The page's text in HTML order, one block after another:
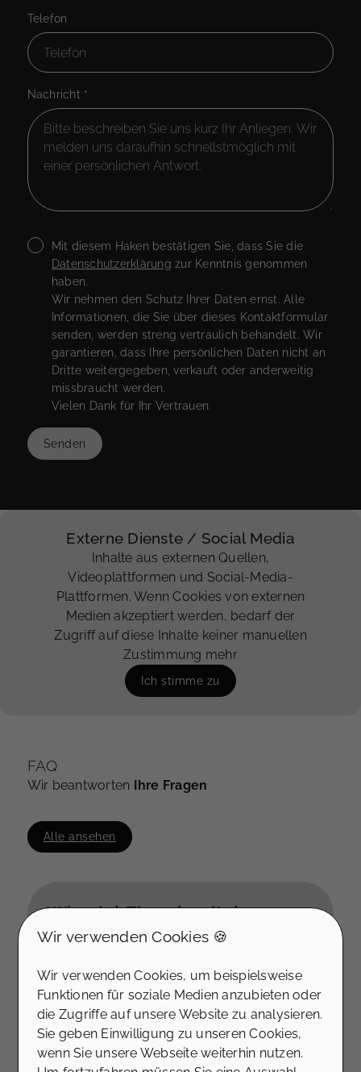
Telefon
Nachricht *
Mit diesem Haken bestätigen Sie, dass Sie die
Datenschutzerklärung zur Kenntnis genommen
haben.
Wir nehmen den Schutz Ihrer Daten ernst. Alle
Informationen, die Sie über dieses Kontaktformular
senden, werden streng vertraulich behandelt. Wir
garantieren, dass Ihre persönlichen Daten nicht an
Dritte weitergegeben, verkauft oder anderweitig
missbraucht werden.
Vielen Dank für Ihr Vertrauen.
Senden
Externe Dienste / Social Media
Inhalte aus externen Quellen,
Videoplattformen und Social-Media-
Plattformen. Wenn Cookies von externen
Medien akzeptiert werden, bedarf der
Zugriff auf diese Inhalte keiner manuellen
Zustimmung mehr
Ich stimme zu
FAQ
Wir beantworten Ihre Fragen
Alle ansehen
Wie viel Eigenkapital
brauche ich um eine
Bestandsimmobilie zu
finanzieren?
Das erforderliche Eigenkapital für den Kauf
einer Bestandsimmobilie hängt von
verschiedenen Faktoren ab, einschließlich
Wir verwenden Cookies 🍪
Wir verwenden Cookies, um beispielsweise
Funktionen für soziale Medien anzubieten oder
die Zugriffe auf unsere Website zu analysieren.
Sie geben Einwilligung zu unseren Cookies,
wenn Sie unsere Webseite weiterhin nutzen.